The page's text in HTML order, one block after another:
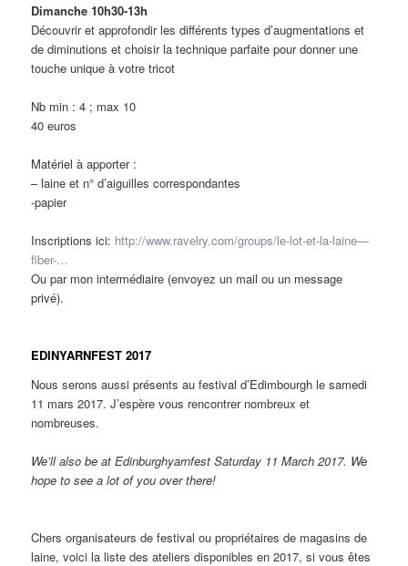
Dimanche 10h30-13h
Découvrir et approfondir les différents types d’augmentations et
de diminutions et choisir la technique parfaite pour donner une
touche unique à votre tricot
Nb min : 4 ; max 10
40 euros
Matériel à apporter :
– laine et n° d’aiguilles correspondantes
-papier
Inscriptions ici: http://www.ravelry.com/groups/le-lot-et-la-laine—
fiber-…
Ou par mon intermédiaire (envoyez un mail ou un message
privé).
EDINYARNFEST 2017
Nous serons aussi présents au festival d’Edimbourgh le samedi
11 mars 2017. J’espère vous rencontrer nombreux et
nombreuses.
We’ll also be at Edinburghyarnfest Saturday 11 March 2017. We
hope to see a lot of you over there!
Chers organisateurs de festival ou propriétaires de magasins de
laine, voici la liste des ateliers disponibles en 2017, si vous êtes